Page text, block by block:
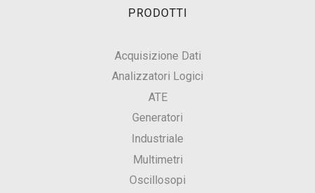
PRODOTTI
Acquisizione Dati
Analizzatori Logici
ATE
Generatori
Industriale
Multimetri
Oscillosopi